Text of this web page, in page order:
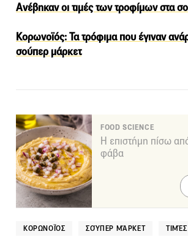
Ανέβηκαν οι τιμές των τροφίμων στα
Κορωνοϊός: Τα τρόφιμα που έγιναν
σούπερ μάρκετ
FOOD SCIENCE
Η επιστήμη πίσω
φάβα
ΚΟΡΩΝΟΪΌΣ ΣΟΎΠΕΡ ΜΆΡΚΕΤ